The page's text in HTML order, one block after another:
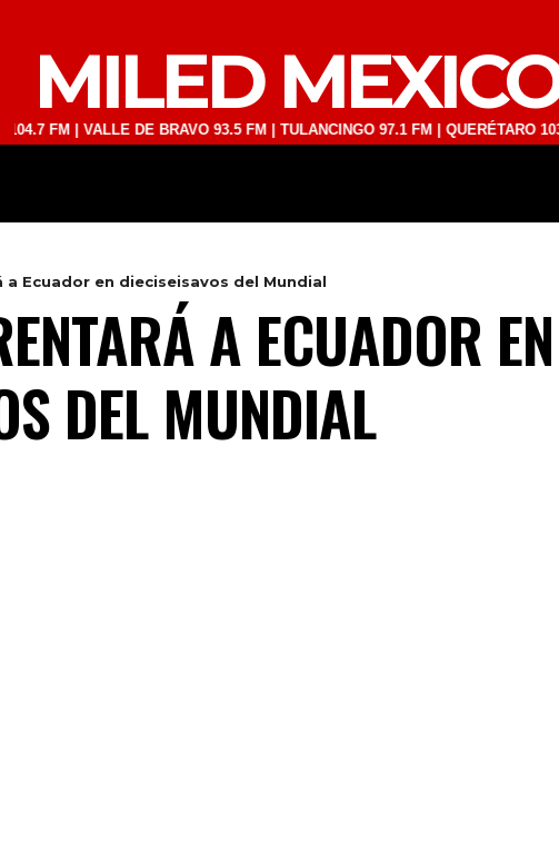
MILED
| VALLE DE BRAVO 93.5 FM | TULANCINGO 97.1 FM | QUERÉTARO 103.1
Ecuador en dieciseisavos del Mundial
A ECUADOR EN
DEL MUNDIAL